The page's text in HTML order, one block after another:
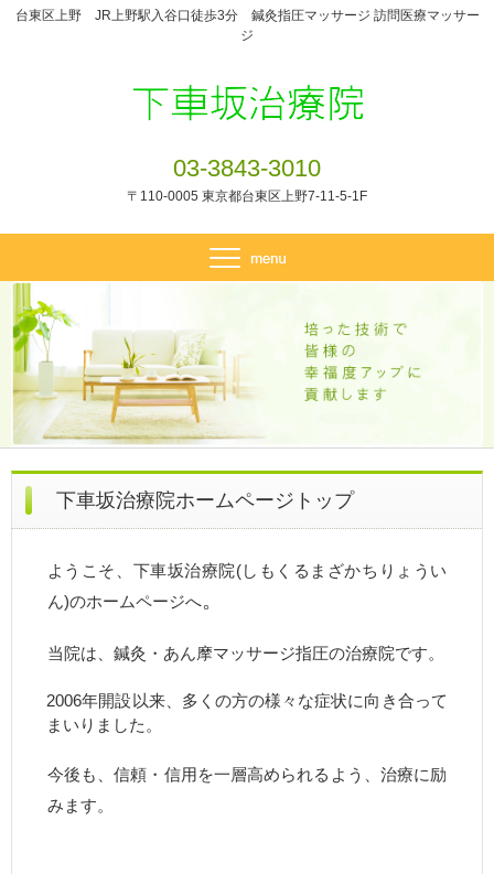
台東区上野 JR上野駅入谷口徒歩3分 鍼灸指圧マッサージ 訪問医療マッサー
ジ
03-3843-3010
〒110-0005 東京都台東区上野7-11-5-1F
下車坂治療院ホームページトップ
ようこそ、下車坂治療院(しもくるまざかちりょうい
ん)のホームページへ。
当院は、鍼灸・あん摩マッサージ指圧の治療院です。
2006年開設以来、多くの方の様々な症状に向き合って
まいりました。
今後も、信頼・信用を一層高められるよう、治療に励
みます。